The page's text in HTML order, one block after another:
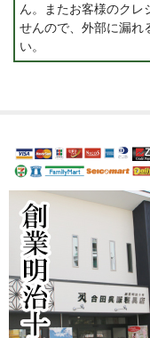
ん。またお客様のクレ
せんので、外部に漏れ
い。